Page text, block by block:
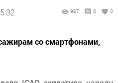
987 0 0
со смартфонами,